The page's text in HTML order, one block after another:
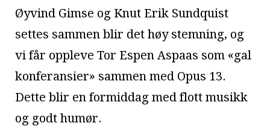
Øyvind Gimse og Knut Erik Sundquist
settes sammen blir det høy stemning, og
vi får oppleve Tor Espen Aspaas som «gal
konferansier» sammen med Opus 13.
Dette blir en formiddag med flott musikk
og godt humør.